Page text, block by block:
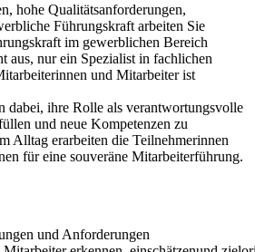
hohe Qualitätsanforderungen,
Führungskraft arbeiten Sie
im gewerblichen Bereich
aus, nur ein Spezialist in fachlichen
und Mitarbeiter ist
dabei, ihre Rolle als verantwortungsvolle
und neue Kompetenzen zu
Alltag erarbeiten die Teilnehmerinnen
für eine souveräne Mitarbeiterführung.
und Anforderungen